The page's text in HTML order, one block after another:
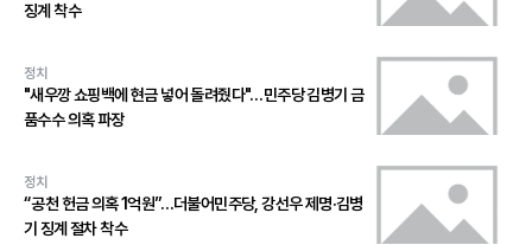
징계 착수
정치
"새우깡 쇼핑백에 현금 넣어 돌려줬다"…민주당 김병기 금
품수수 의혹 파장
정치
“공천 헌금 의혹 1억원”…더불어민주당, 강선우 제명·김병
기 징계 절차 착수